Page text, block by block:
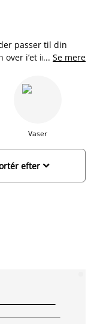
passer til din
over i’et inden for
Hos
til hjemmet.
dekorationsskåle.
den perfekte
... Se mere
Vaser

efter